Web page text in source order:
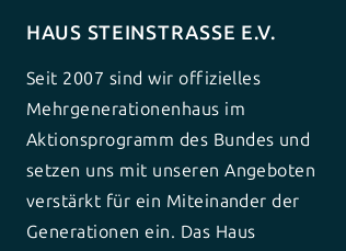
HAUS STEINSTRASSE E.V.
Seit 2007 sind wir offizielles
Mehrgenerationenhaus im
Aktionsprogramm des Bundes und
setzen uns mit unseren Angeboten
verstärkt für ein Miteinander der
Generationen ein. Das Haus